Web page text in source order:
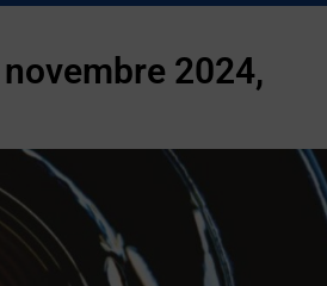
2024,